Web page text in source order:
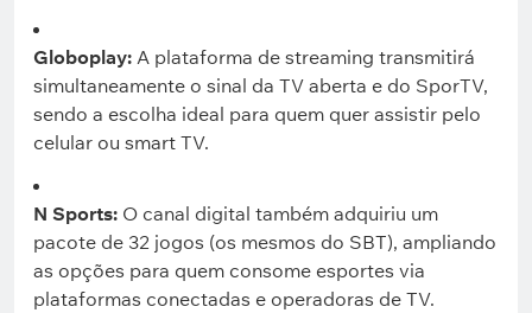
Globoplay: A plataforma de streaming transmitirá
simultaneamente o sinal da TV aberta e do SporTV,
sendo a escolha ideal para quem quer assistir pelo
celular ou smart TV.
N Sports: O canal digital também adquiriu um
pacote de 32 jogos (os mesmos do SBT), ampliando
as opções para quem consome esportes via
plataformas conectadas e operadoras de TV.